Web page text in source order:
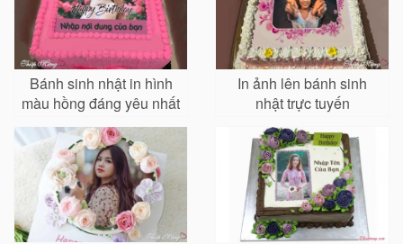
Bánh sinh nhật in hình
màu hồng đáng yêu nhất
In ảnh lên bánh sinh
nhật trực tuyến